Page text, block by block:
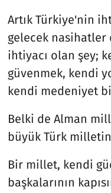
Artık Türkiye'nin
gelecek nasihatler
ihtiyacı olan şey;
güvenmek, kendi
kendi medeniyet
Belki de Alman
büyük Türk
Bir millet, kendi
başkalarının